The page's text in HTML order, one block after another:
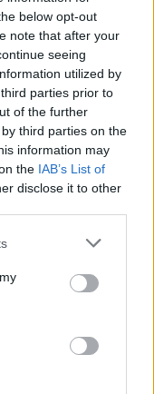
below opt-out
note that after your
seeing
utilized by
parties prior to
of the further
third parties on the
information may
the IAB’s List of
disclose it to other
September
di restare
di amministrazione
Hotspur
ha intenzione di
International